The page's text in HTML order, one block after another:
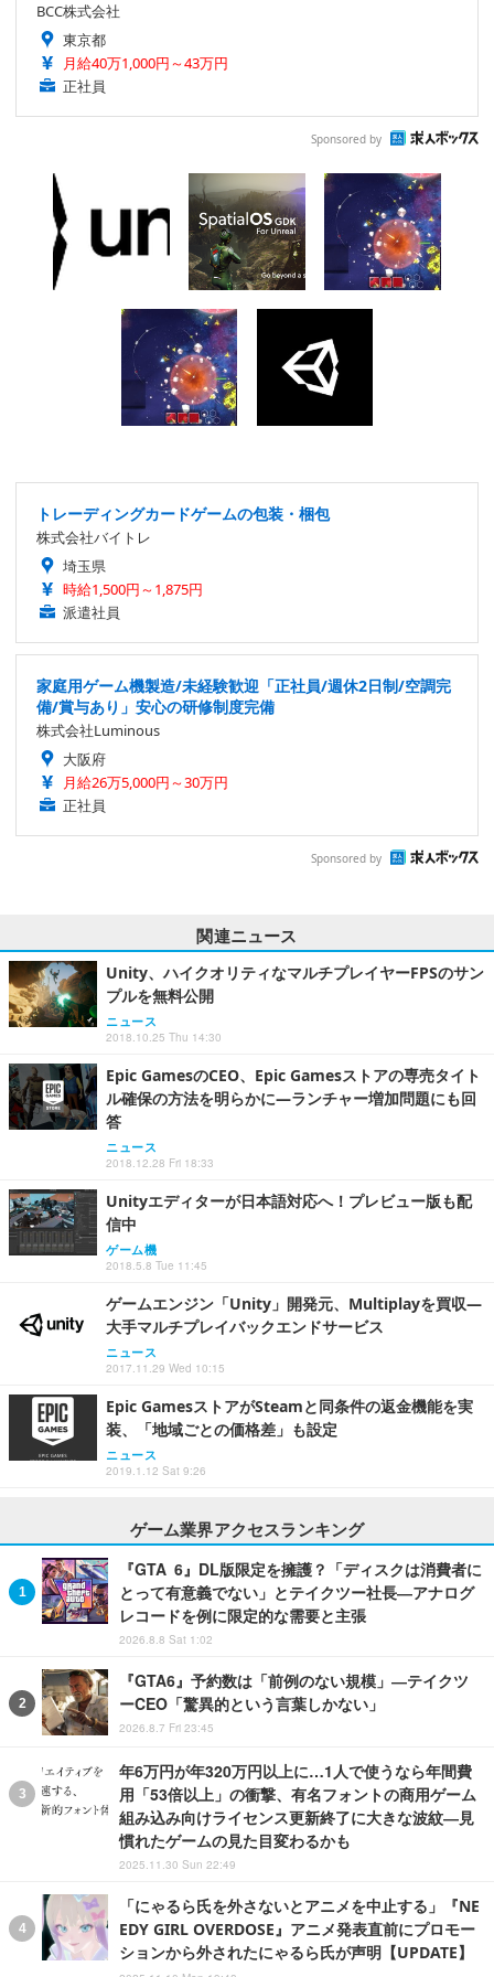
BCC株式会社
東京都
月給40万1,000円～43万円
正社員
Sponsored by
トレーディングカードゲームの包装・梱包
株式会社バイトレ
埼玉県
時給1,500円～1,875円
派遣社員
家庭用ゲーム機製造/未経験歓迎「正社員/週休2日制/空調完
備/賞与あり」安心の研修制度完備
株式会社Luminous
大阪府
月給26万5,000円～30万円
正社員
Sponsored by
関連ニュース
Unity、ハイクオリティなマルチプレイヤーFPSのサン
プルを無料公開
ニュース
2018.10.25 Thu 14:30
Epic GamesのCEO、Epic Gamesストアの専売タイト
ル確保の方法を明らかに―ランチャー増加問題にも回
答
ニュース
2018.12.28 Fri 18:33
Unityエディターが日本語対応へ！プレビュー版も配
信中
ゲーム機
2018.5.8 Tue 11:45
ゲームエンジン「Unity」開発元、Multiplayを買収―
大手マルチプレイバックエンドサービス
ニュース
2017.11.29 Wed 10:15
Epic GamesストアがSteamと同条件の返金機能を実
装、「地域ごとの価格差」も設定
ニュース
2019.1.12 Sat 9:26
ゲーム業界アクセスランキング
『GTA 6』DL版限定を擁護？「ディスクは消費者に
とって有意義でない」とテイクツー社長―アナログ
レコードを例に限定的な需要と主張
2026.8.8 Sat 1:02
『GTA6』予約数は「前例のない規模」―テイクツ
ーCEO「驚異的という言葉しかない」
2026.8.7 Fri 23:45
年6万円が年320万円以上に…1人で使うなら年間費
用「53倍以上」の衝撃、有名フォントの商用ゲーム
組み込み向けライセンス更新終了に大きな波紋―見
慣れたゲームの見た目変わるかも
2025.11.30 Sun 22:49
「にゃるら氏を外さないとアニメを中止する」『NE
EDY GIRL OVERDOSE』アニメ発表直前にプロモー
ションから外されたにゃるら氏が声明【UPDATE】